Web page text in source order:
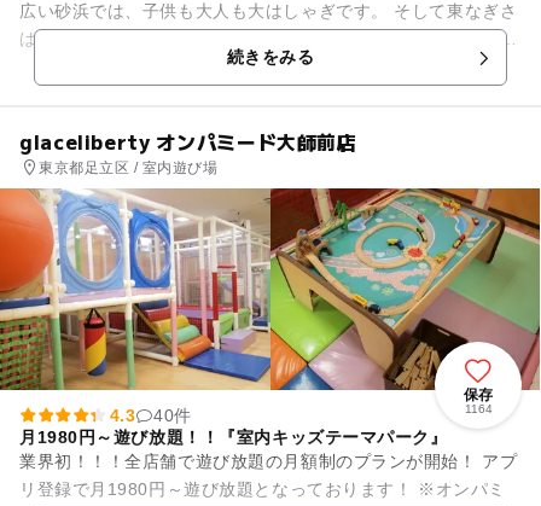
広い砂浜では、子供も大人も大はしゃぎです。 そして東なぎさ
は、自然の鳥や貝たちのためにつくられました。 東なぎさは、
続きをみる
glaceliberty オンパミード大師前店
東京都足立区 / 室内遊び場
保存
1164
4.3
40件
月1980円～遊び放題！！『室内キッズテーマパーク』
業界初！！！全店舗で遊び放題の月額制のプランが開始！ アプ
リ登録で月1980円～遊び放題となっております！ ※オンパミ